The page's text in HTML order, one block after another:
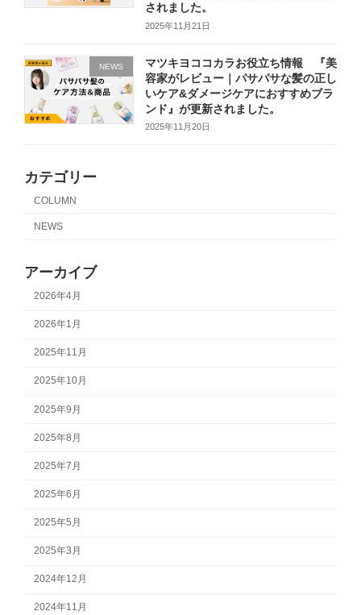
されました。
2025年11月21日
NEWS
マツキヨココカラお役立ち情報 『美
容家がレビュー｜パサパサな髪の正し
いケア&ダメージケアにおすすめブラ
ンド』が更新されました。
2025年11月20日
カテゴリー
COLUMN
NEWS
アーカイブ
2026年4月
2026年1月
2025年11月
2025年10月
2025年9月
2025年8月
2025年7月
2025年6月
2025年5月
2025年3月
2024年12月
2024年11月